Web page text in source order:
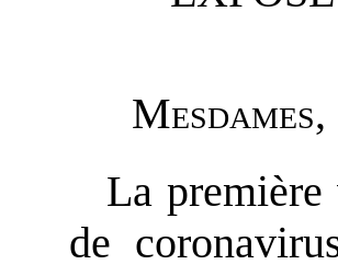
Mesdames
La première
de